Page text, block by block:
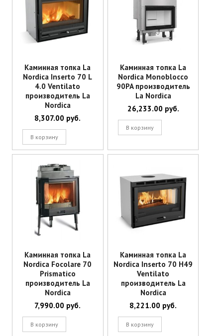
Ваша оценка*
Ваш отзыв*
Email*
Сохранить моё имя, email и адрес сайта в этом браузере для
последующих моих комментариев.
Каминная топка La
Nordica Inserto 70 L
4.0 Ventilato
производитель La
Nordica
8,307.00 руб.
В корзину
Каминная топка La
Nordica Monoblocco
90PA производитель
La Nordica
26,233.00 руб.
В корзину
Каминная топка La
Nordica Focolare 70
Prismatico
производитель La
Nordica
7,990.00 руб.
В корзину
Каминная топка La
Nordica Inserto 70 H49
Ventilato
производитель La
Nordica
8,221.00 руб.
В корзину